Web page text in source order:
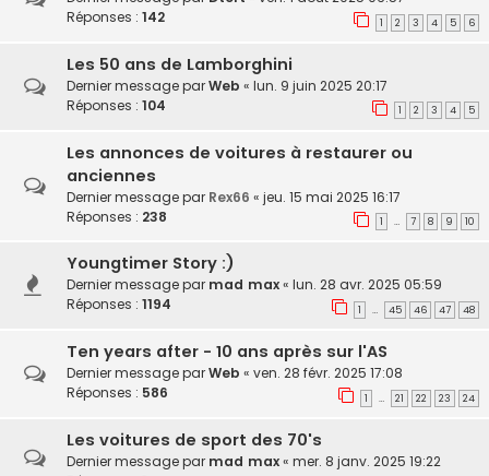
Réponses : 142 1 2 3 4 5 6
Les 50 ans de Lamborghini
Dernier message parWeb « lun. 9 juin 2025 20:17
Réponses : 104 1 2 3 4 5
Les annonces de voitures à restaurer ou
anciennes
Dernier message par Rex66 « jeu. 15 mai 2025 16:17
Réponses : 238 1 … 7 8 9 10
Youngtimer Story :)
Dernier message par mad max« lun. 28 avr. 2025 05:59
Réponses : 1194 1 … 45 46 47 48
Ten years after - 10 ans après sur l'AS
Dernier message parWeb « ven. 28 févr. 2025 17:08
Réponses : 586 1 … 21 22 23 24
Les voitures de sport des 70's
Dernier message par mad max« mer. 8 janv. 2025 19:22